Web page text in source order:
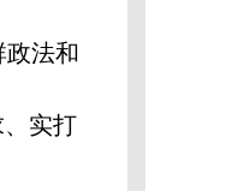
法和
实打